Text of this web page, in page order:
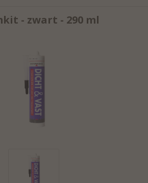
- zwart - 290 ml